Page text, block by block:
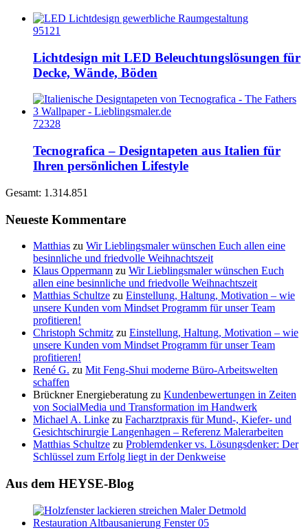
95121
Lichtdesign mit LED Beleuchtungslösungen für
Decke, Wände, Böden
72328
Tecnografica – Designtapeten aus Italien für
Ihren persönlichen Lifestyle
Gesamt: 1.314.851
Neueste Kommentare
Matthias zu Wir Lieblingsmaler wünschen Euch allen eine
besinnliche und friedvolle Weihnachtszeit
Klaus Oppermann zu Wir Lieblingsmaler wünschen Euch
allen eine besinnliche und friedvolle Weihnachtszeit
Matthias Schultze zu Einstellung, Haltung, Motivation – wie
unsere Kunden vom Mindset Programm für unser Team
profitieren!
Christoph Schmitz zu Einstellung, Haltung, Motivation – wie
unsere Kunden vom Mindset Programm für unser Team
profitieren!
René G. zu Mit Feng-Shui moderne Büro-Arbeitswelten
schaffen
Brückner Energieberatung zu Kundenbewertungen in Zeiten
von SocialMedia und Transformation im Handwerk
Michael A. Linke zu Facharztpraxis für Mund-, Kiefer- und
Gesichtschirurgie Langenhagen – Referenz Malerarbeiten
Matthias Schultze zu Problemdenker vs. Lösungsdenker: Der
Schlüssel zum Erfolg liegt in der Denkweise
Aus dem HEYSE-Blog